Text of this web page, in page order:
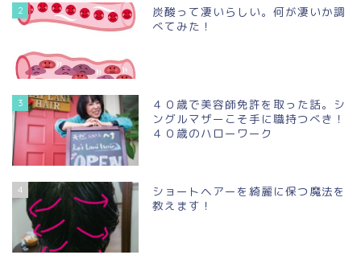
2
炭酸って凄いらしい。何が凄いか調
べてみた！
3
４０歳で美容師免許を取った話。シ
ングルマザーこそ手に職持つべき！
４０歳のハローワーク
4
ショートヘアーを綺麗に保つ魔法を
教えます！